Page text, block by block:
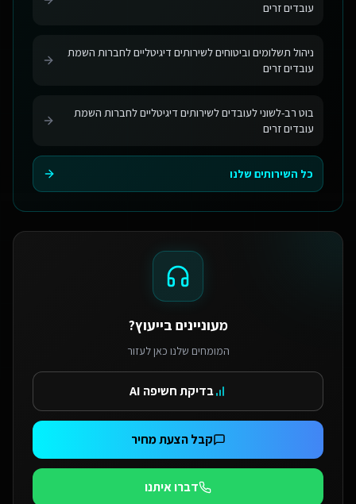
עובדים זרים
ניהול תשלומים וביטוחים לשירותים דיגיטליים לחברות השמת
עובדים זרים
בוט רב-לשוני לעובדים לשירותים דיגיטליים לחברות השמת
עובדים זרים
כל השירותים שלנו
מעוניינים בייעוץ?
המומחים שלנו כאן לעזור
בדיקת חשיפה AI
קבל הצעת מחיר
דברו איתנו